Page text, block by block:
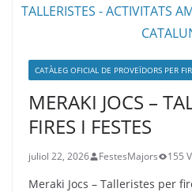
CATÀLEG OFICIAL DE PROVEÏDORS PER
MERAKI JOCS –
FIRES I FESTES
juliol 22, 2026 FestesMajors 155
Meraki Jocs – Talleristes per